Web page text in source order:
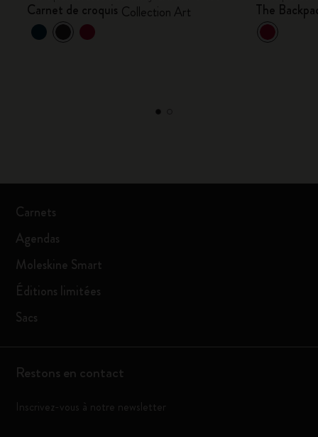
Carnet de croquis Collection Art The
Carnets
Agendas
Moleskine Smart
Éditions limitées
Sacs
Restons en contact
Inscrivez-vous à notre newsletter